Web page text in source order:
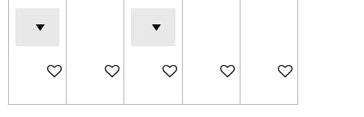
Add to cart Add to cart Add to cart Add to cart Add to cart